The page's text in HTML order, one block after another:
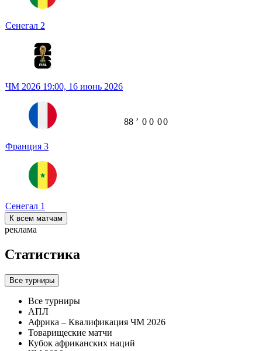
Сенегал 2
ЧМ 2026 19:00, 16 июнь 2026
Франция 3
Сенегал 1
88 ʼ 0 0 00
К всем матчам
реклама
Статистика
Все турниры
Все турниры
АПЛ
Африка – Квалификация ЧМ 2026
Товарищеские матчи
Кубок африканских наций